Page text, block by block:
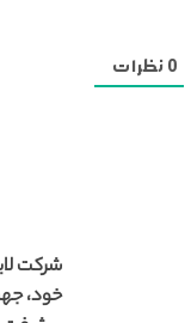
0 نظرات
شرکت
خود،